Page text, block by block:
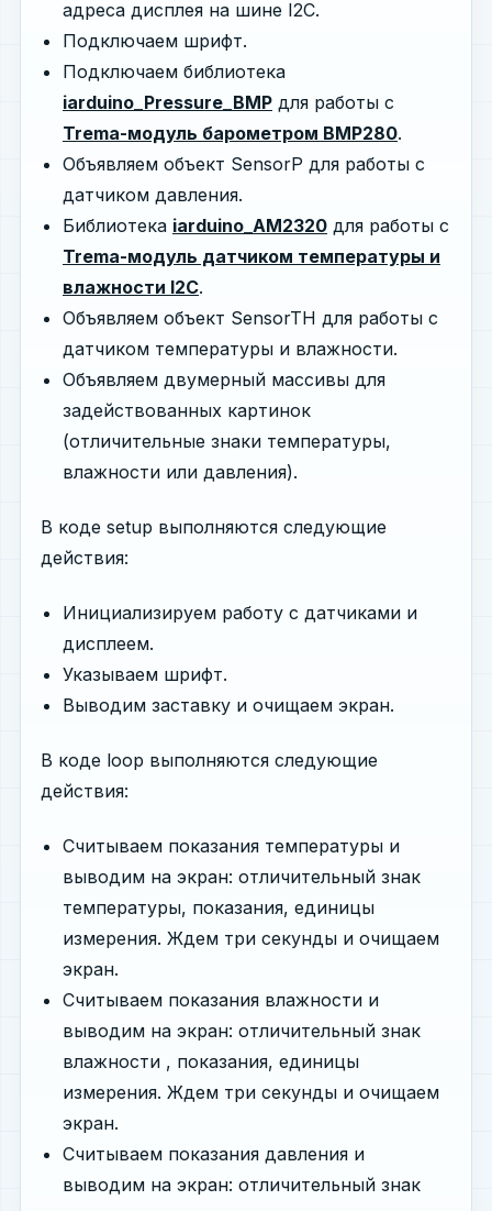
адреса дисплея на шине I2C.
Подключаем шрифт.
Подключаем библиотека
iarduino_Pressure_BMP для работы с
Trema-модуль барометром BMP280.
Объявляем объект SensorP для работы с
датчиком давления.
Библиотека iarduino_AM2320 для работы с
Trema-модуль датчиком температуры и
влажности I2C.
Объявляем объект SensorTH для работы с
датчиком температуры и влажности.
Объявляем двумерный массивы для
задействованных картинок
(отличительные знаки температуры,
влажности или давления).
В коде setup выполняются следующие
действия:
Инициализируем работу с датчиками и
дисплеем.
Указываем шрифт.
Выводим заставку и очищаем экран.
В коде loop выполняются следующие
действия:
Считываем показания температуры и
выводим на экран: отличительный знак
температуры, показания, единицы
измерения. Ждем три секунды и очищаем
экран.
Считываем показания влажности и
выводим на экран: отличительный знак
влажности , показания, единицы
измерения. Ждем три секунды и очищаем
экран.
Считываем показания давления и
выводим на экран: отличительный знак